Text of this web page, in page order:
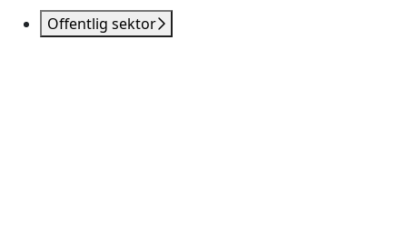
Offentlig sektor